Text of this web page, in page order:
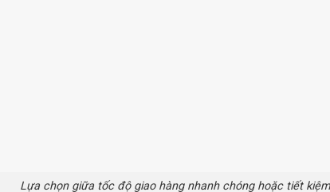
Lựa chọn giữa tốc độ giao hàng nhanh chóng hoặc tiết